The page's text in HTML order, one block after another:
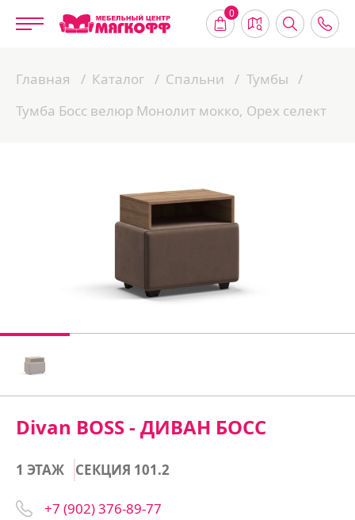
0
Главная Каталог Спальни
Тумбы
Тумба Босс велюр Монолит мокко, Орех селект
Divan BOSS - ДИВАН БОСС
1 ЭТАЖ СЕКЦИЯ 101.2
+7 (902) 376-89-77